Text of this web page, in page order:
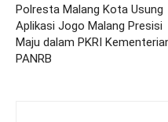
Polresta Malang Kota Usung
Aplikasi Jogo Malang Presisi
Maju dalam PKRI
PANRB